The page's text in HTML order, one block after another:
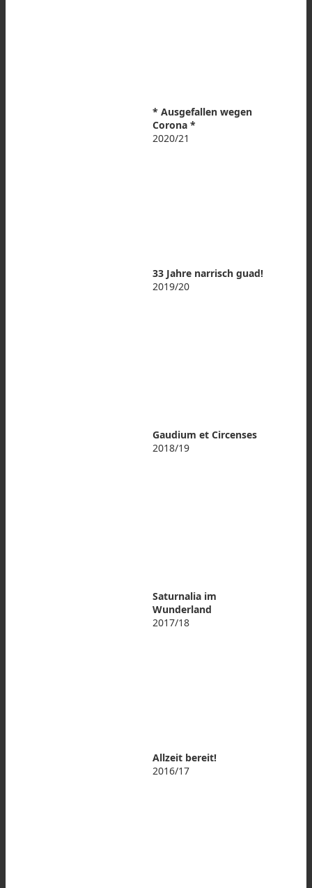
* Ausgefallen wegen
Corona *
2020/21
33 Jahre narrisch guad!
2019/20
Gaudium et Circenses
2018/19
Saturnalia im
Wunderland
2017/18
Allzeit bereit!
2016/17